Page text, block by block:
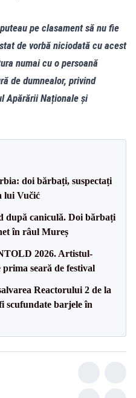
pe clasament să nu fie
de vorbă niciodată cu acest
numai cu o persoană
de dumnealor, privind
Apărării Naționale și
doi bărbați, suspectați
lui Vučić
după caniculă. Doi bărbați
în râul Mureș
2026. Artistul-
seară de festival
Reactorului 2 de la
scufundate barjele în